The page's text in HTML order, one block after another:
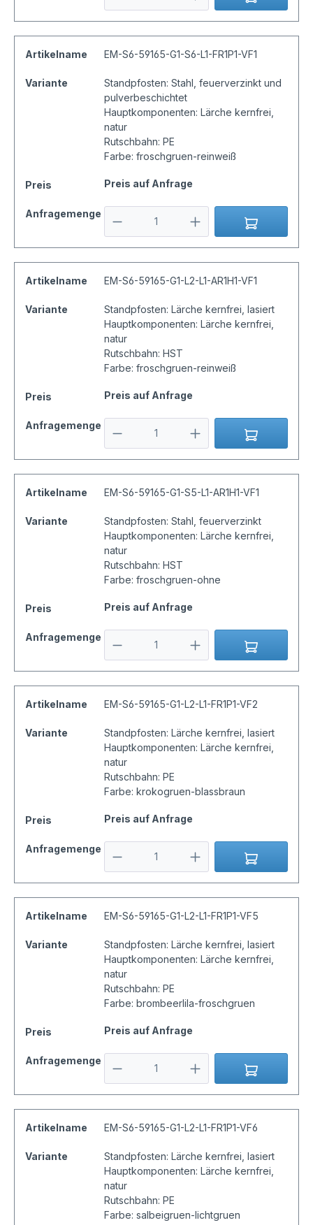
Artikelname EM-S6-59165-G1-S6-L1-FR1P1-VF1
Variante
Standpfosten: Stahl, feuerverzinkt und
pulverbeschichtet
Hauptkomponenten: Lärche kernfrei,
natur
Rutschbahn: PE
Farbe: froschgruen-reinweiß
Preis Preis auf Anfrage
Anfragemenge
Artikelname EM-S6-59165-G1-L2-L1-AR1H1-VF1
Variante
Standpfosten: Lärche kernfrei, lasiert
Hauptkomponenten: Lärche kernfrei,
natur
Rutschbahn: HST
Farbe: froschgruen-reinweiß
Preis Preis auf Anfrage
Anfragemenge
Artikelname EM-S6-59165-G1-S5-L1-AR1H1-VF1
Variante
Standpfosten: Stahl, feuerverzinkt
Hauptkomponenten: Lärche kernfrei,
natur
Rutschbahn: HST
Farbe: froschgruen-ohne
Preis Preis auf Anfrage
Anfragemenge
Artikelname EM-S6-59165-G1-L2-L1-FR1P1-VF2
Variante
Standpfosten: Lärche kernfrei, lasiert
Hauptkomponenten: Lärche kernfrei,
natur
Rutschbahn: PE
Farbe: krokogruen-blassbraun
Preis Preis auf Anfrage
Anfragemenge
Artikelname EM-S6-59165-G1-L2-L1-FR1P1-VF5
Variante
Standpfosten: Lärche kernfrei, lasiert
Hauptkomponenten: Lärche kernfrei,
natur
Rutschbahn: PE
Farbe: brombeerlila-froschgruen
Preis Preis auf Anfrage
Anfragemenge
Artikelname EM-S6-59165-G1-L2-L1-FR1P1-VF6
Variante
Standpfosten: Lärche kernfrei, lasiert
Hauptkomponenten: Lärche kernfrei,
natur
Rutschbahn: PE
Farbe: salbeigruen-lichtgruen